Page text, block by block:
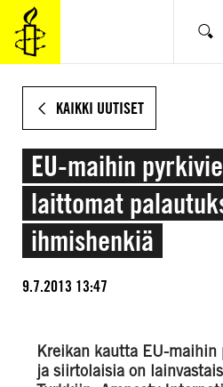
SIIRRY
VARSINAISEEN
SISÄLTÖÖN
Hae
KAIKKI UUTISET
EU-maihin
laittomat
ihmishenkiä
9.7.2013 13:47
Kreikan kautta EU-maihin
ja siirtolaisia on